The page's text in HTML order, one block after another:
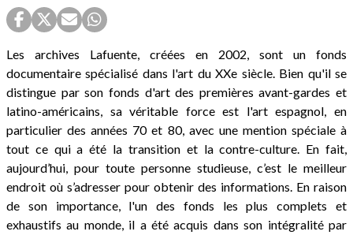
Les archives Lafuente, créées en 2002, sont un fonds
documentaire spécialisé dans l'art du XXe siècle. Bien qu'il se
distingue par son fonds d'art des premières avant-gardes et
latino-américains, sa véritable force est l'art espagnol, en
particulier des années 70 et 80, avec une mention spéciale à
tout ce qui a été la transition et la contre-culture. En fait,
aujourd’hui, pour toute personne studieuse, c’est le meilleur
endroit où s’adresser pour obtenir des informations. En raison
de son importance, l'un des fonds les plus complets et
exhaustifs au monde, il a été acquis dans son intégralité par